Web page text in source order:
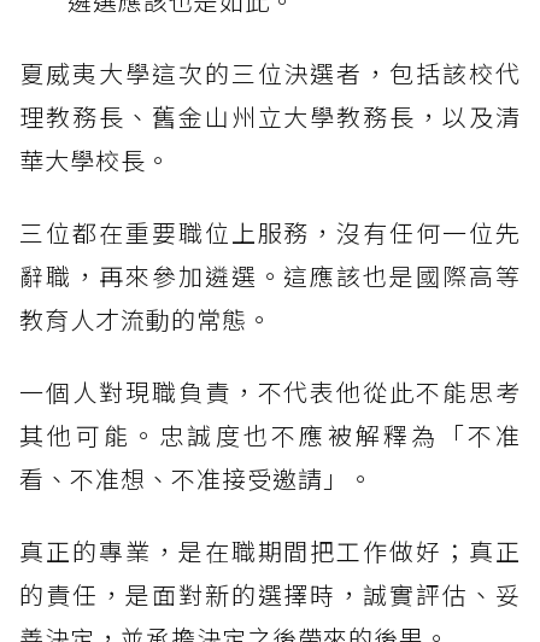
夏威夷大學這次的三位決選者，包括該校代
理教務長、舊金山州立大學教務長，以及清
華大學校長。
三位都在重要職位上服務，沒有任何一位先
辭職，再來參加遴選。這應該也是國際高等
教育人才流動的常態。
一個人對現職負責，不代表他從此不能思考
其他可能。忠誠度也不應被解釋為「不准
看、不准想、不准接受邀請」。
真正的專業，是在職期間把工作做好；真正
的責任，是面對新的選擇時，誠實評估、妥